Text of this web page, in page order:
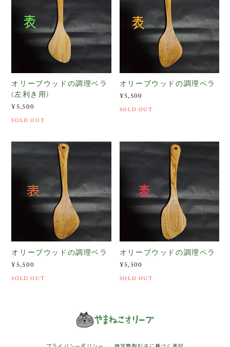
オリーブウッドの調理ベラ
(左利き用)
¥5,500
SOLD OUT
オリーブウッドの調理ベラ
¥5,500
SOLD OUT
オリーブウッドの調理ベラ
¥5,500
SOLD OUT
オリーブウッドの調理ベラ
¥5,500
SOLD OUT